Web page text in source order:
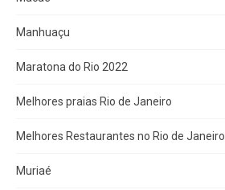
Manhuaçu
Maratona do Rio 2022
Melhores praias Rio de Janeiro
Melhores Restaurantes no Rio de Janeiro
Muriaé